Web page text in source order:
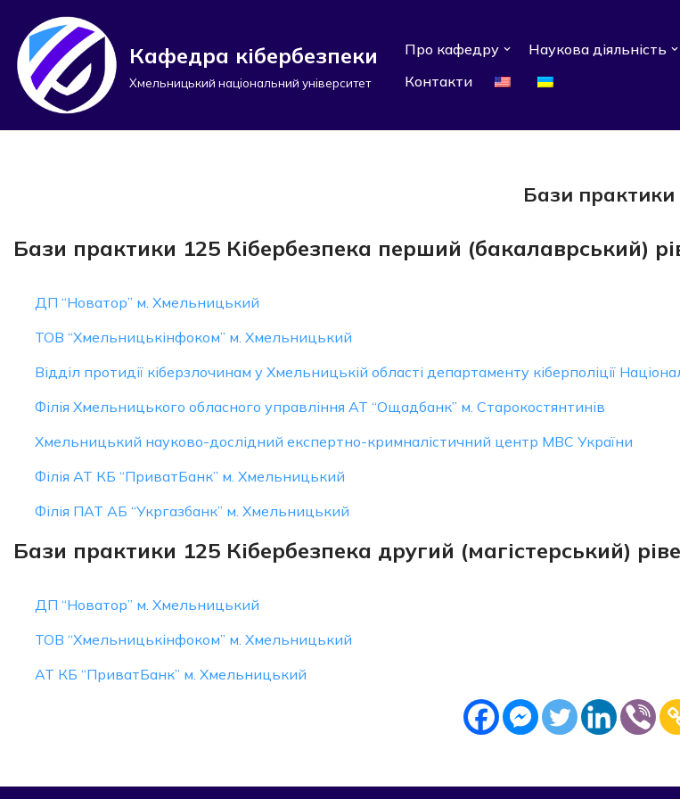
Перейти
до
вмісту
Кафедра кібербезпеки
Хмельницький національний університет
Про кафедру Наукова діяльність
Контакти
Бази практики
Бази практики 125 Кібербезпека перший (бакалаврський)
ДП “Новатор” м. Хмельницький
ТОВ “Хмельницькінфоком” м. Хмельницький
Відділ протидії кіберзлочинам у Хмельницькій області департаменту кіберполіції
Філія Хмельницького обласного управління АТ “Ощадбанк” м. Старокостянтинів
Хмельницький науково-дослідний експертно-кримналістичний центр МВС України
Філія АТ КБ “ПриватБанк” м. Хмельницький
Філія ПАТ АБ “Укргазбанк” м. Хмельницький
Бази практики 125 Кібербезпека другий (магістерський)
ДП “Новатор” м. Хмельницький
ТОВ “Хмельницькінфоком” м. Хмельницький
АТ КБ “ПриватБанк” м. Хмельницький